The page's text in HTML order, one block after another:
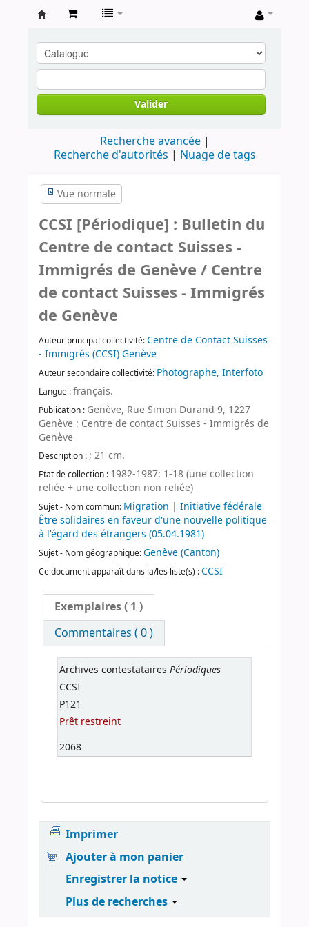
contestataires
Valider
Recherche avancée
Recherche d'autorités
Nuage de tags
Vue normale
CCSI [Périodique] : Bulletin du
Centre de contact Suisses -
Immigrés de Genève / Centre
de contact Suisses - Immigrés
de Genève
Auteur principal collectivité:Centre de Contact Suisses
- Immigrés (CCSI) Genève
Auteur secondaire collectivité: Photographe, Interfoto
Langue :français.
Publication : Genève, Rue Simon Durand 9, 1227
Genève : Centre de contact Suisses - Immigrés de
Genève
Description :; 21 cm.
Etat de collection : 1982-1987: 1-18 (une collection
reliée + une collection non reliée)
Sujet - Nom commun: Migration | Initiative fédérale
Être solidaires en faveur d'une nouvelle politique
à l'égard des étrangers (05.04.1981)
Sujet - Nom géographique:Genève (Canton)
Ce document apparaît dans la/les liste(s) :CCSI
Exemplaires( 1 )
Commentaires ( 0 )
Archives contestataires Périodiques
CCSI
P121
Prêt restreint
2068
Imprimer
Ajouter à mon panier
Enregistrer la notice
Plus de recherches